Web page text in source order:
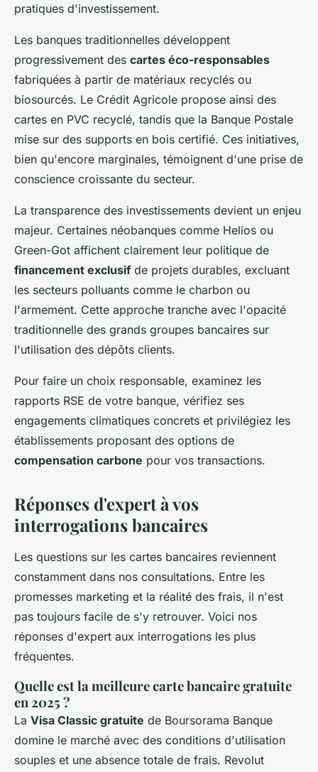
pratiques d'investissement.
Les banques traditionnelles développent
progressivement des cartes éco-responsables
fabriquées à partir de matériaux recyclés ou
biosourcés. Le Crédit Agricole propose ainsi des
cartes en PVC recyclé, tandis que la Banque Postale
mise sur des supports en bois certifié. Ces initiatives,
bien qu'encore marginales, témoignent d'une prise de
conscience croissante du secteur.
La transparence des investissements devient un enjeu
majeur. Certaines néobanques comme Helios ou
Green-Got affichent clairement leur politique de
financement exclusif de projets durables, excluant
les secteurs polluants comme le charbon ou
l'armement. Cette approche tranche avec l'opacité
traditionnelle des grands groupes bancaires sur
l'utilisation des dépôts clients.
Pour faire un choix responsable, examinez les
rapports RSE de votre banque, vérifiez ses
engagements climatiques concrets et privilégiez les
établissements proposant des options de
compensation carbone pour vos transactions.
Réponses d'expert à vos
interrogations bancaires
Les questions sur les cartes bancaires reviennent
constamment dans nos consultations. Entre les
promesses marketing et la réalité des frais, il n'est
pas toujours facile de s'y retrouver. Voici nos
réponses d'expert aux interrogations les plus
fréquentes.
Quelle est la meilleure carte bancaire gratuite
en 2025 ?
La Visa Classic gratuite de Boursorama Banque
domine le marché avec des conditions d'utilisation
souples et une absence totale de frais. Revolut